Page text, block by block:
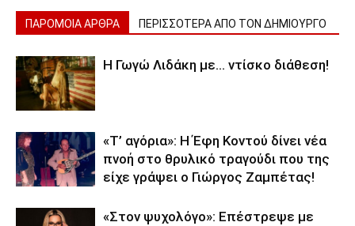
ΠΑΡΟΜΟΙΑ ΑΡΘΡΑ ΠΕΡΙΣΣΟΤΕΡΑ ΑΠΟ ΤΟΝ ΔΗΜΙΟΥΡΓΟ
Η Γωγώ Λιδάκη με… ντίσκο διάθεση!
«Τ’ αγόρια»: Η Έφη Κοντού δίνει νέα
πνοή στο θρυλικό τραγούδι που της
είχε γράψει ο Γιώργος Ζαμπέτας!
«Στον ψυχολόγο»: Επέστρεψε με